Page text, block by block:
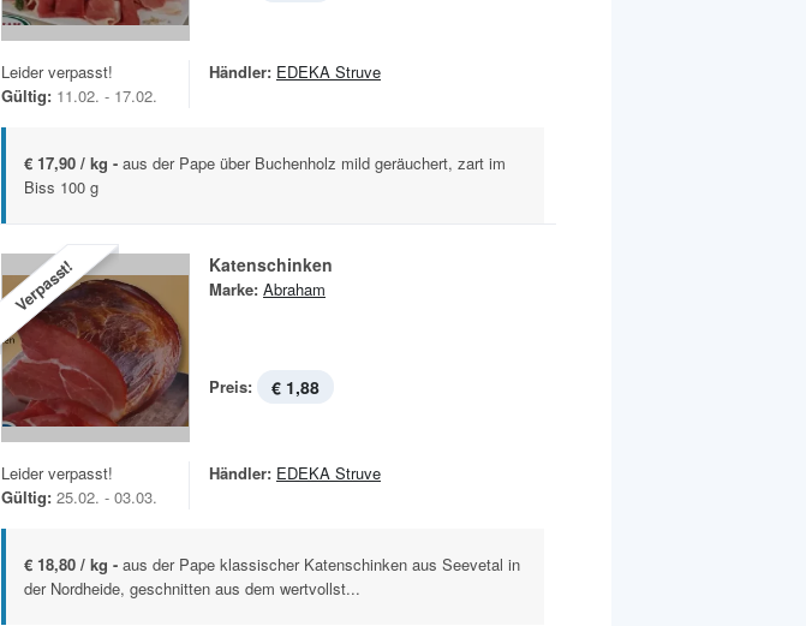
Leider verpasst!
Gültig: 11.02. - 17.02.
Händler: EDEKA Struve
€ 17,90 / kg - aus der Pape über Buchenholz mild geräuchert, zart im
Biss 100 g
Verpasst! Katenschinken
Marke: Abraham
Preis: € 1,88
Leider verpasst!
Gültig: 25.02. - 03.03.
Händler: EDEKA Struve
€ 18,80 / kg - aus der Pape klassischer Katenschinken aus Seevetal in
der Nordheide, geschnitten aus dem wertvollst...